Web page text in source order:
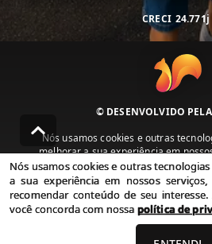
CRECI 24.771j
© DESENVOLVIDO PELA
Nós usamos cookies e outras
melhorar a sua experiência em
publicidade e recomendar conteúdo
nossos serviços, você concorda com
termos de uso.
Política de Privacidade
Nós usamos cookies e outras
a sua experiência em nossos
recomendar conteúdo de seu
você concorda com nossa política de